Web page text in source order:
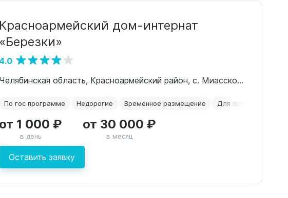
Красноармейский дом-интернат
«Березки»
4.0
Челябинская область, Красноармейский район, с. Миасское, ул. Южная, дом №1.
По гос программе Недорогие Временное размещение Для проживания
Оставить заявку
от 1 000 ₽
в день
от 30 000 ₽
в месяц